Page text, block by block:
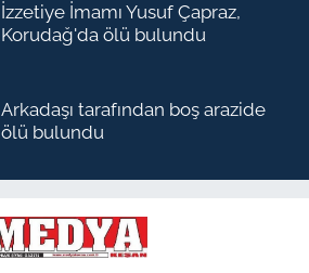
İzzetiye İmamı Yusuf Çapraz,
Korudağ'da ölü bulundu
Arkadaşı tarafından boş arazide
ölü bulundu